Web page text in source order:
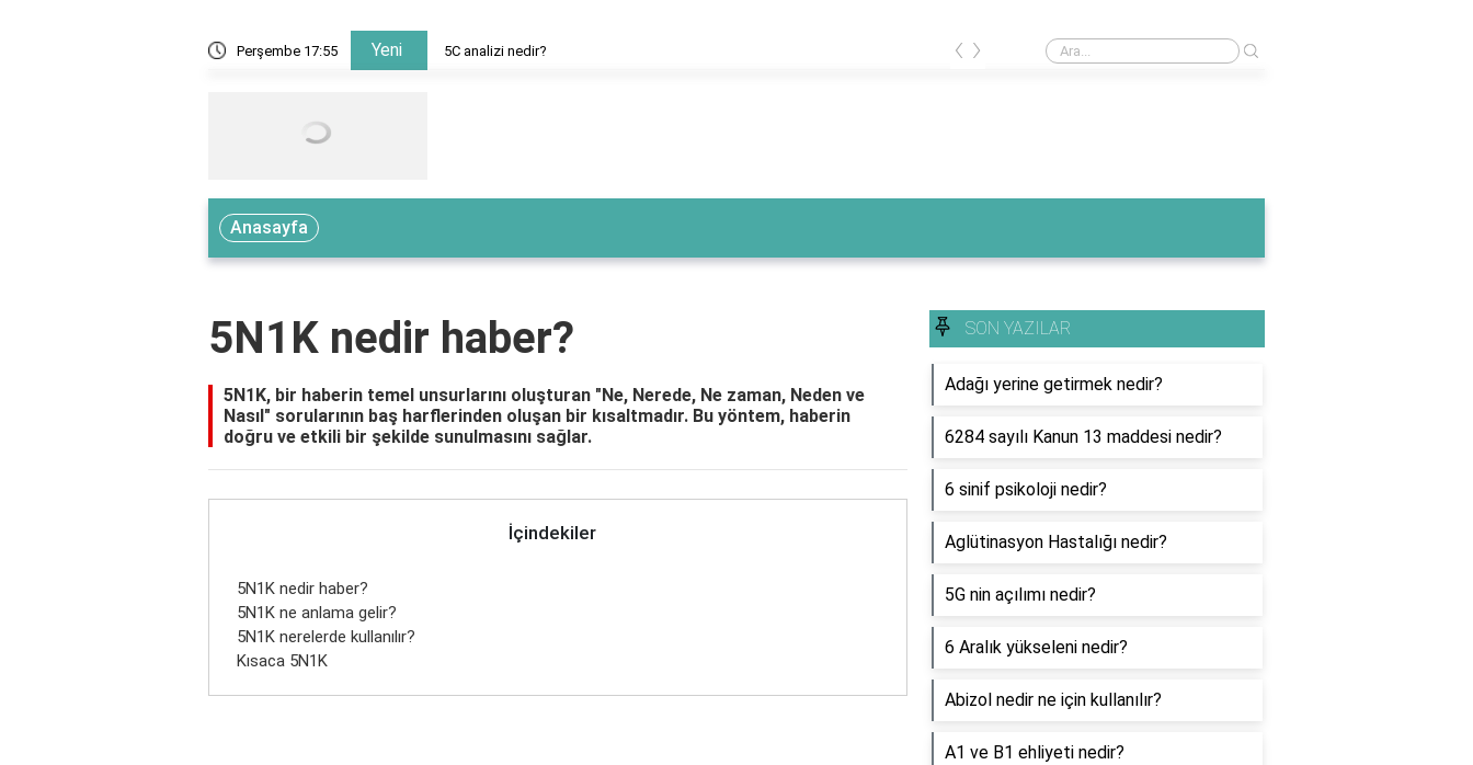
Perşembe 17:55 Yeni 6 haneli kimlik doğrulama kodu nedir? 6 haneli kimlik doğrulama kodu nedir?
‹ ›
Anasayfa
5N1K nedir haber?
5N1K, bir haberin temel unsurlarını oluşturan "Ne, Nerede, Ne zaman, Neden ve
Nasıl" sorularının baş harflerinden oluşan bir kısaltmadır. Bu yöntem, haberin
doğru ve etkili bir şekilde sunulmasını sağlar.
İçindekiler
5N1K nedir haber?
5N1K ne anlama gelir?
5N1K nerelerde kullanılır?
Kısaca 5N1K
SON YAZILAR
Adağı yerine getirmek nedir?
6284 sayılı Kanun 13 maddesi nedir?
6 sinif psikoloji nedir?
Aglütinasyon Hastalığı nedir?
5G nin açılımı nedir?
6 Aralık yükseleni nedir?
Abizol nedir ne için kullanılır?
A1 ve B1 ehliyeti nedir?